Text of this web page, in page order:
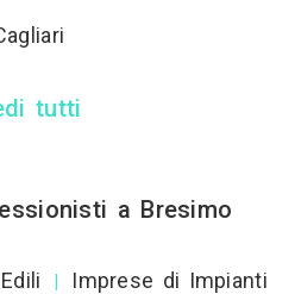
tutti
a Bresimo
|
Imprese di Impianti